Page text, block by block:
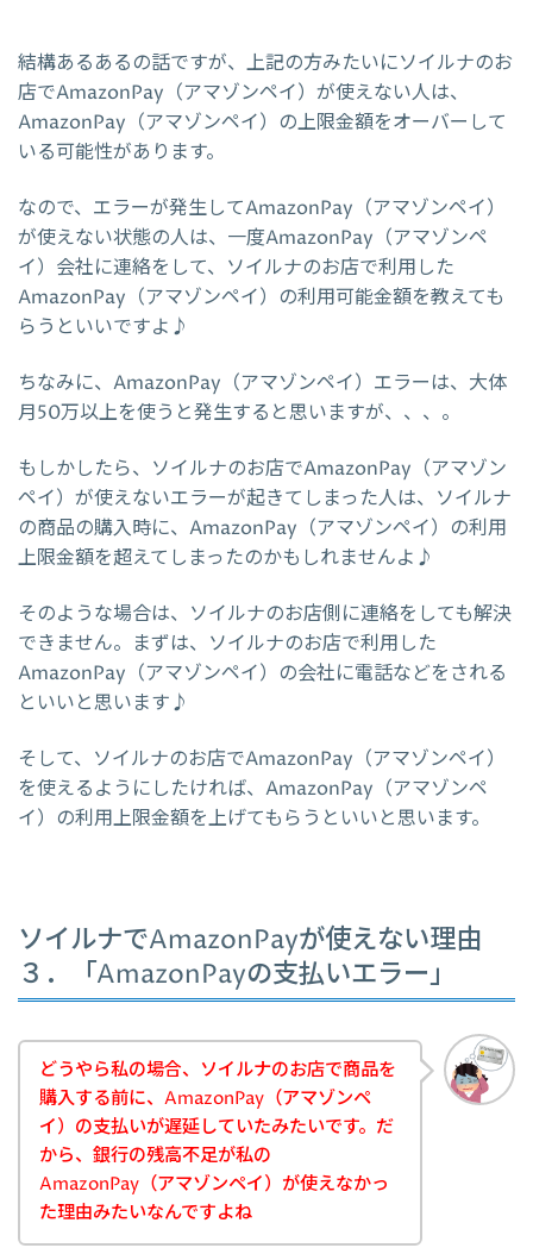
結構あるあるの話ですが、上記の方みたいにソイルナのお
店でAmazonPay（アマゾンペイ）が使えない人は、
AmazonPay（アマゾンペイ）の上限金額をオーバーして
いる可能性があります。
なので、エラーが発生してAmazonPay（アマゾンペイ）
が使えない状態の人は、一度AmazonPay（アマゾンペ
イ）会社に連絡をして、ソイルナのお店で利用した
AmazonPay（アマゾンペイ）の利用可能金額を教えても
らうといいですよ♪
ちなみに、AmazonPay（アマゾンペイ）エラーは、大体
月50万以上を使うと発生すると思いますが、、、。
もしかしたら、ソイルナのお店でAmazonPay（アマゾン
ペイ）が使えないエラーが起きてしまった人は、ソイルナ
の商品の購入時に、AmazonPay（アマゾンペイ）の利用
上限金額を超えてしまったのかもしれませんよ♪
そのような場合は、ソイルナのお店側に連絡をしても解決
できません。まずは、ソイルナのお店で利用した
AmazonPay（アマゾンペイ）の会社に電話などをされる
といいと思います♪
そして、ソイルナのお店でAmazonPay（アマゾンペイ）
を使えるようにしたければ、AmazonPay（アマゾンペ
イ）の利用上限金額を上げてもらうといいと思います。
ソイルナでAmazonPayが使えない理由
３．「AmazonPayの支払いエラー」
どうやら私の場合、ソイルナのお店で商品を
購入する前に、AmazonPay（アマゾンペ
イ）の支払いが遅延していたみたいです。だ
から、銀行の残高不足が私の
AmazonPay（アマゾンペイ）が使えなかっ
た理由みたいなんですよね